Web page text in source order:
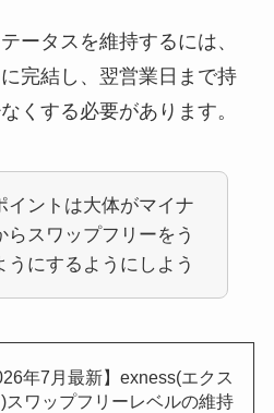
ータスを維持するには、
完結し、翌営業日まで持
くする必要があります。
イントは大体がマイナ
らスワップフリーをう
うにするようにしよう
年7月最新】exness(エクス
スワップフリーレベルの維持